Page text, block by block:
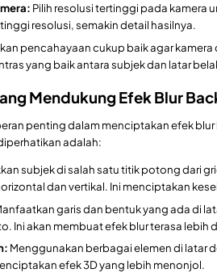
Pilih resolusi tertinggi pada kamera
resolusi, semakin detail hasilnya.
pencahayaan cukup baik agar
yang baik antara subjek dan latar
Mendukung Efek Blur
penting dalam menciptakan efek
adalah:
subjek di salah satu titik potong dari
dan vertikal. Ini menciptakan
garis dan bentuk yang ada di
Ini akan membuat efek blur terasa lebih
Menggunakan berbagai elemen di latar
efek 3D yang lebih menonjol.